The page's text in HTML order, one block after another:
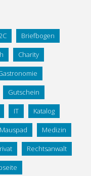
Briefbogen
Charity
Gutschein
IT Katalog
Mauspad Medizin
Rechtsanwalt